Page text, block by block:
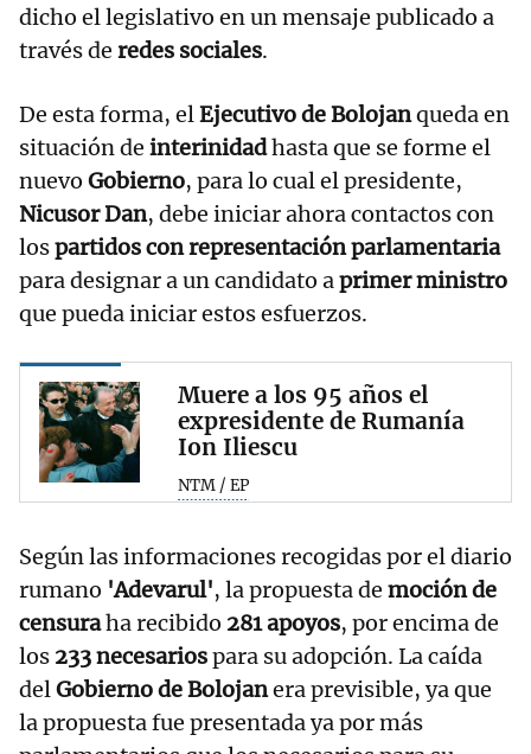
dicho el legislativo en un mensaje publicado a
través de redes sociales.
De esta forma, elEjecutivo de Bolojanqueda en
situación de interinidadhasta que se forme el
nuevo Gobierno, para lo cual el presidente,
Nicusor Dan, debe iniciar ahora contactos con
lospartidos con representación parlamentaria
para designar a un candidato aprimer ministro
que pueda iniciar estos esfuerzos.
Muere a los 95 años el
expresidente de Rumanía
Ion Iliescu
NTM / EP
Según las informaciones recogidas por el diario
rumano 'Adevarul', la propuesta de moción de
censuraha recibido 281 apoyos, por encima de
los 233 necesariospara su adopción. La caída
delGobierno de Bolojanera previsible, ya que
la propuesta fue presentada ya por más